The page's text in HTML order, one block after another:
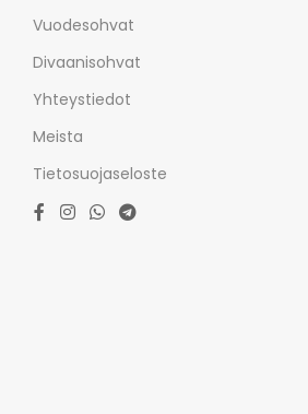
Vuodesohvat
Divaanisohvat
Yhteystiedot
Meista
Tietosuojaseloste